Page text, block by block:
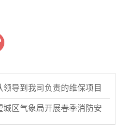
导到我司负责的维保项目
城区气象局开展春季消防安